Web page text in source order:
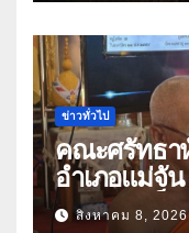
ข่าวทั่วไป
คณะศรัทธา
อำเภอแม่จั
แก๊งคอลเซ็
สิงหาคม 8,